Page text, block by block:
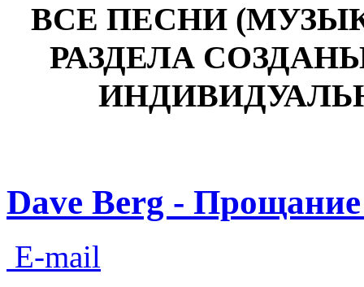
ВСЕ ПЕСНИ
РАЗДЕЛА
Dave Berg - Прощание
E-mail